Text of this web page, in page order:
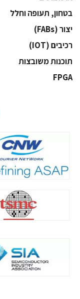
בטחון, תעופה וחלל
‫יצור (‪(FABs‬‬
‫רכיבים‬ (IOT)
‫תוכנות משובצות‬
‫‪FPGA‬‬